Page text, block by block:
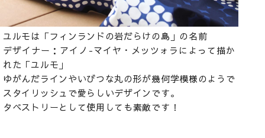
ユルモは「フィンランドの岩だらけの島」の名前
デザイナー：アイノ-マイヤ・メッツォラによって描か
れた「ユルモ」
ゆがんだラインやいびつな丸の形が幾何学模様のようで
スタイリッシュで愛らしいデザインです。
タペストリーとして使用しても素敵です！